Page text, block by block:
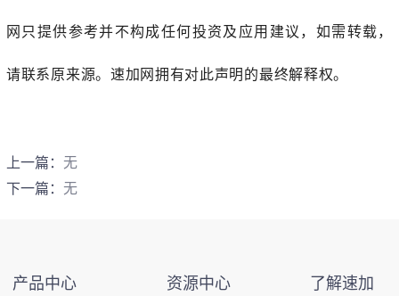
网 只提供参考并不构成任何投资及应用建议，如需转载，
请联系原来源。速加网拥有对此声明的最终解释权。
上一篇： 无
下一篇： 无
产品中心 资源中心 了解速加